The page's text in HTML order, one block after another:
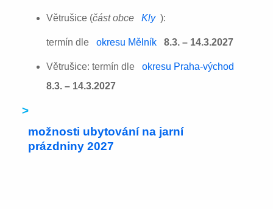
Větrušice (část obce Kly ):
termín dle okresu Mělník 8.3. – 14.3.2027
Větrušice: termín dle
okresu Praha-východ
8.3. – 14.3.2027
>
možnosti ubytování na jarní
prázdniny 2027